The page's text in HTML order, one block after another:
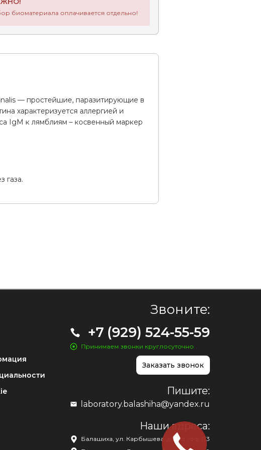
биоматериала оплачивается отдельно!
— простейшие, паразитирующие в
характеризуется аллергией и
IgM к лямблиям – косвенный маркер
газа.
Звоните:
+7 (929) 524-55-59
Принимаем звонки круглосуточно
Заказать звонок
Пишите:
laboratory.balashiha@yandex.ru
Наши адреса:
Балашиха, ул. Карбышева, д. 1, кв./оф.173